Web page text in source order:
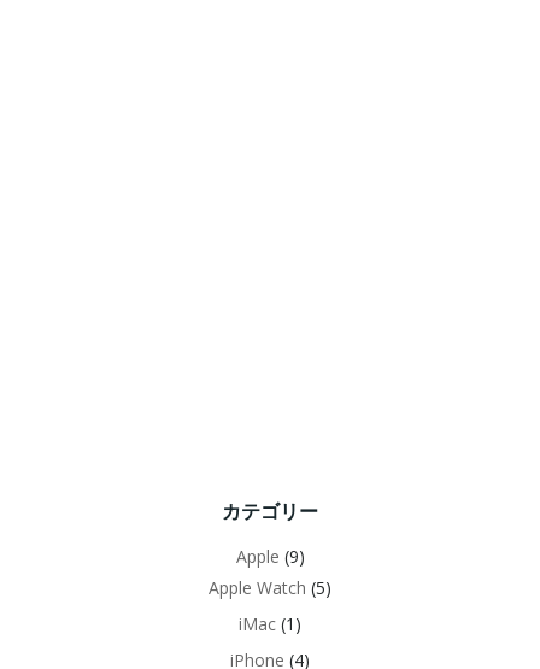
カテゴリー
Apple (9)
Apple Watch (5)
iMac (1)
iPhone (4)